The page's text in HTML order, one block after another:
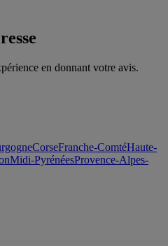
en donnant votre avis.
CorseFranche-ComtéHaute-
Midi-PyrénéesProvence-Alpes-